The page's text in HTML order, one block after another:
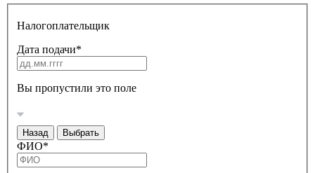
Налогоплательщик
Дата подачи*
Вы пропустили это поле
Назад Выбрать
ФИО*